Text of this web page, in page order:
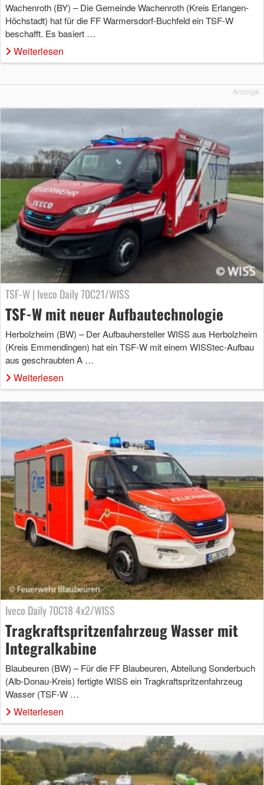
Wachenroth (BY) – Die Gemeinde Wachenroth (Kreis Erlangen-
Höchstadt) hat für die FF Warmersdorf-Buchfeld ein TSF-W
beschafft. Es basiert …
Weiterlesen
Anzeige
TSF-W | Iveco Daily 70C21/WISS
TSF-W mit neuer Aufbautechnologie
Herbolzheim (BW) – Der Aufbauhersteller WISS aus Herbolzheim
(Kreis Emmendingen) hat ein TSF-W mit einem WISStec-Aufbau
aus geschraubten A …
Weiterlesen
Iveco Daily 70C18 4x2/WISS
Tragkraftspritzenfahrzeug Wasser mit
Integralkabine
Blaubeuren (BW) – Für die FF Blaubeuren, Abteilung Sonderbuch
(Alb-Donau-Kreis) fertigte WISS ein Tragkraftspritzenfahrzeug
Wasser (TSF-W …
Weiterlesen